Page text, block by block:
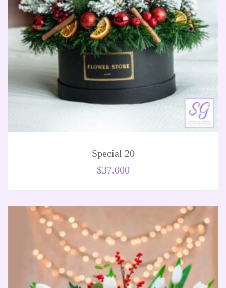
Special 20
$37.000